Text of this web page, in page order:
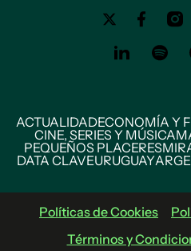
ACTUALIDADECONOMÍA Y
CINE, SERIES Y MÚSICA
PEQUEÑOS PLACERES
DATA CLAVEURUGUAY
Políticas de Cookies
Términos y